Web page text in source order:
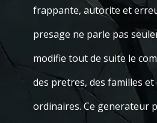
frappante, autorite et
presage ne parle pas
modifie tout de suite le
des pretres, des familles et
ordinaires. Ce generateur